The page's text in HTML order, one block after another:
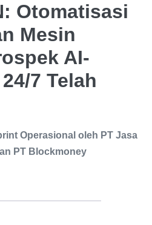
Otomatisasi
Mesin
AI-
7 Telah
Operasional oleh PT Jasa
PT Blockmoney